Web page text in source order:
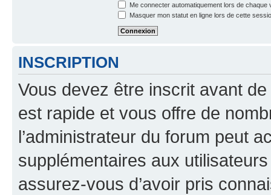
Me connecter automatiquement lors de chaque
Masquer mon statut en ligne lors de cette
INSCRIPTION
Vous devez être inscrit avant
est rapide et vous offre de
l’administrateur du forum peut
supplémentaires aux
assurez-vous d’avoir pris